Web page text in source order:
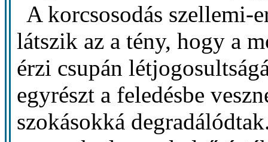
A korcsosodás
látszik az a tény, hogy a
érzi csupán
egyrészt a feledésbe
szokásokká